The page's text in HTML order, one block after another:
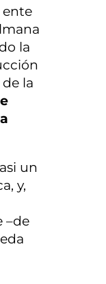
ente
la
la
un
y,
–de